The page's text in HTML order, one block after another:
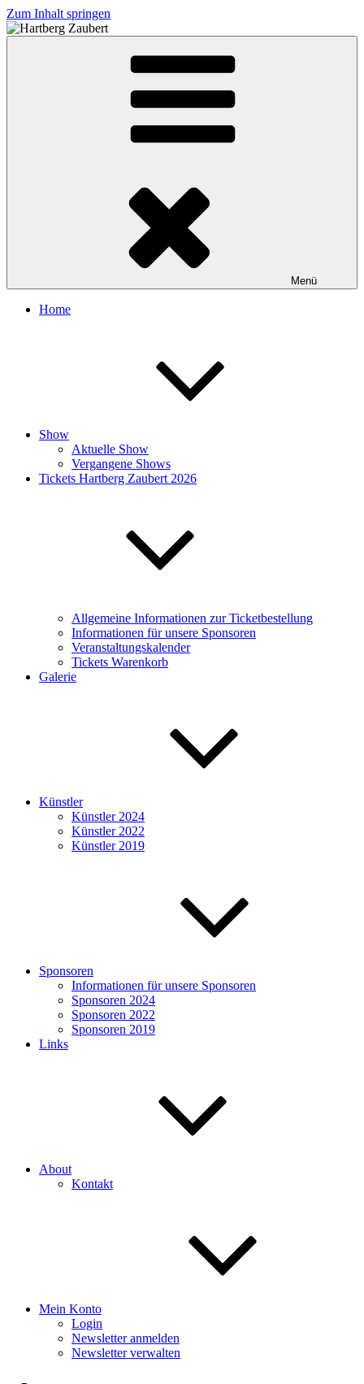
Zum Inhalt springen
Menü
Home
Show
Aktuelle Show
Vergangene Shows
Tickets Hartberg Zaubert 2026
Allgemeine Informationen zur Ticketbestellung
Informationen für unsere Sponsoren
Veranstaltungskalender
Tickets Warenkorb
Galerie
Künstler
Künstler 2024
Künstler 2022
Künstler 2019
Sponsoren
Informationen für unsere Sponsoren
Sponsoren 2024
Sponsoren 2022
Sponsoren 2019
Links
About
Kontakt
Mein Konto
Login
Newsletter anmelden
Newsletter verwalten